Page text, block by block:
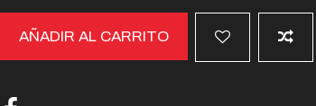
AÑADIR AL CARRITO